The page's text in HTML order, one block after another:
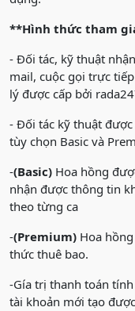
**Hình thức tham
- Đối tác, kỹ thuật
mail, cuộc gọi trực
lý được cấp bởi
- Đối tác kỹ thuật
tùy chọn Basic và
-(Basic) Hoa hồng
nhận được thông tin
theo từng ca
-(Premium) Hoa
thức thuê bao.
-Gía trị thanh toán
tài khoản mới tạo